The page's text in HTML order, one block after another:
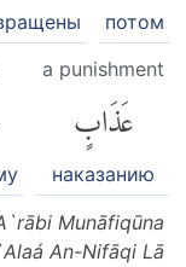
потом
a punishment
عَذَابٍ
наказанию
Munāfiqūna
An-Nifāqi Lā